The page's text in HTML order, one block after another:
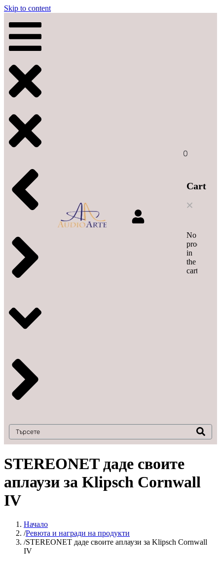
Skip to content
0
Cart
No
products
in
the
cart.
STEREONET даде своите
аплаузи за Klipsch Cornwall
IV
Начало
Ревюта и награди на продукти
STEREONET даде своите аплаузи за Klipsch Cornwall
IV